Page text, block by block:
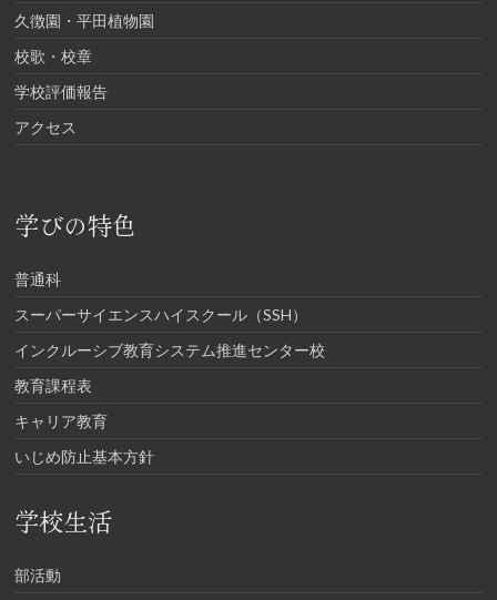
久徴園・平田植物園
校歌・校章
学校評価報告
アクセス
学びの特色
普通科
スーパーサイエンスハイスクール（SSH）
インクルーシブ教育システム推進センター校
教育課程表
キャリア教育
いじめ防止基本方針
学校生活
部活動